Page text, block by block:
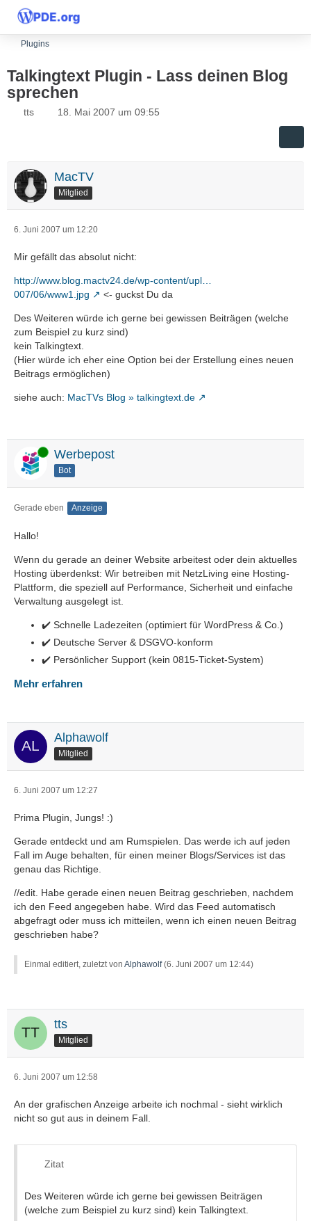
Plugins
Talkingtext Plugin - Lass deinen Blog
sprechen
tts 18. Mai 2007 um 09:55
MacTV
Mitglied
6. Juni 2007 um 12:20
Mir gefällt das absolut nicht:
http://www.blog.mactv24.de/wp-content/upl…
007/06/www1.jpg
<- guckst Du da
Des Weiteren würde ich gerne bei gewissen Beiträgen (welche
zum Beispiel zu kurz sind)
kein Talkingtext.
(Hier würde ich eher eine Option bei der Erstellung eines neuen
Beitrags ermöglichen)
siehe auch: MacTVs Blog » talkingtext.de
Online Werbepost
Bot
Gerade eben Anzeige
Hallo!
Wenn du gerade an deiner Website arbeitest oder dein aktuelles
Hosting überdenkst: Wir betreiben mit NetzLiving eine Hosting-
Plattform, die speziell auf Performance, Sicherheit und einfache
Verwaltung ausgelegt ist.
✔️ Schnelle Ladezeiten (optimiert für WordPress & Co.)
✔️ Deutsche Server & DSGVO-konform
✔️ Persönlicher Support (kein 0815-Ticket-System)
Mehr erfahren
Alphawolf
Mitglied
6. Juni 2007 um 12:27
Prima Plugin, Jungs! :)
Gerade entdeckt und am Rumspielen. Das werde ich auf jeden
Fall im Auge behalten, für einen meiner Blogs/Services ist das
genau das Richtige.
//edit. Habe gerade einen neuen Beitrag geschrieben, nachdem
ich den Feed angegeben habe. Wird das Feed automatisch
abgefragt oder muss ich mitteilen, wenn ich einen neuen Beitrag
geschrieben habe?
Einmal editiert, zuletzt von Alphawolf(6. Juni 2007 um 12:44)
tts
Mitglied
6. Juni 2007 um 12:58
An der grafischen Anzeige arbeite ich nochmal - sieht wirklich
nicht so gut aus in deinem Fall.
Zitat
Des Weiteren würde ich gerne bei gewissen Beiträgen
(welche zum Beispiel zu kurz sind) kein Talkingtext.